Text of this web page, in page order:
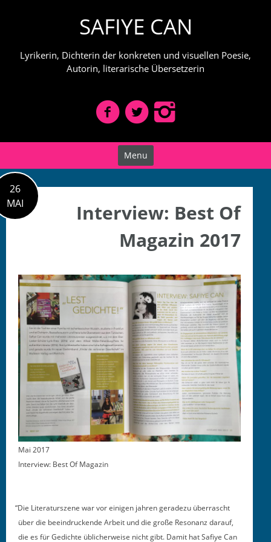
SAFIYE CAN
Lyrikerin, Dichterin der konkreten und visuellen Poesie,
Autorin, literarische Übersetzerin
Menu
26
MAI
Interview: Best Of
Magazin 2017
Mai 2017
Inter­view: Best Of Magazin
“Die Lit­er­aturszene war vor eini­gen jahren ger­adezu über­rascht
über die beein­druck­ende Arbeit und die große Res­o­nanz darauf,
die es für Gedichte üblicher­weise nicht gibt. Damit hat Safiye Can